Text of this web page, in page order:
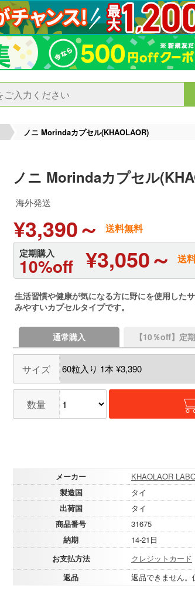
ノニ Morindaカプセル(KHAOLAOR)
ノニ Morindaカプセル
海外発送
¥3,390～ 送料無料
定期購入
10%off ¥3,050～ 送
生活習慣や健康が気になる方に野にを使用した
みやすいカプセルタイプです。
通常購入 【10％off】定
サイズ
数量
メーカー
KHAOLAOR
製造国
タイ
出荷国
タイ
商品番号
31675
納期
14-21日
お支払方法
クレジットカード
返品
返品できません